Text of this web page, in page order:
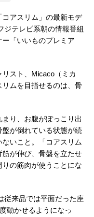
アスリム」の最新モデ
ジテレビ系朝の情報番組
ー「いいものプレミア
スト、Micaco（ミカ
ムを目指せるのは、骨
り、お腹がぽっこり出
が倒れている状態が続
いこと。「コアスリム
が伸び、骨盤を立たせ
の筋肉が使うことにな
従来品では平面だった座
動かせるようになっ